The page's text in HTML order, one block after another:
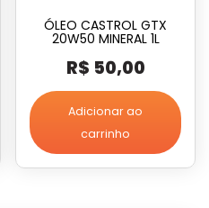
ÓLEO CASTROL GTX
20W50 MINERAL 1L
R$ 50,00
Adicionar ao
carrinho